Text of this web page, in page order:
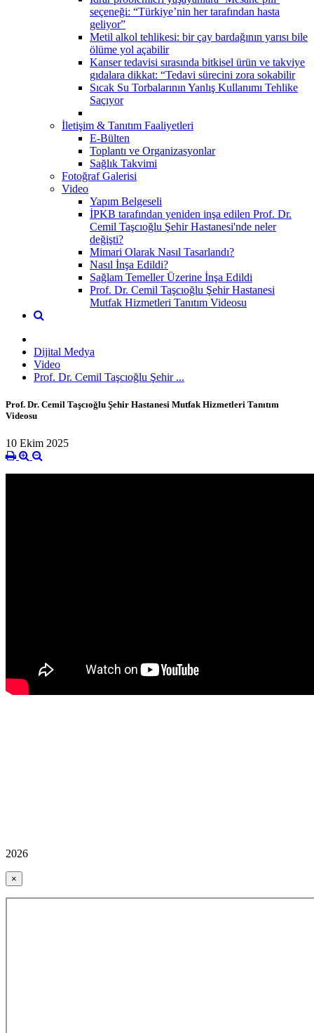
seçeneği: “Türkiye’nin her tarafından hasta
geliyor”
Metil alkol tehlikesi: bir çay bardağının yarısı bile
ölüme yol açabilir
Kanser tedavisi sırasında bitkisel ürün ve takviye
gıdalara dikkat: “Tedavi sürecini zora sokabilir
Sıcak Su Torbalarının Yanlış Kullanımı Tehlike
Saçıyor
İletişim & Tanıtım Faaliyetleri
E-Bülten
Toplantı ve Organizasyonlar
Sağlık Takvimi
Fotoğraf Galerisi
Video
Yapım Belgeseli
İPKB tarafından yeniden inşa edilen Prof. Dr.
Cemil Taşcıoğlu Şehir Hastanesi'nde neler
değişti?
Mimari Olarak Nasıl Tasarlandı?
Nasıl İnşa Edildi?
Sağlam Temeller Üzerine İnşa Edildi
Prof. Dr. Cemil Taşcıoğlu Şehir Hastanesi
Mutfak Hizmetleri Tanıtım Videosu
Dijital Medya
Video
Prof. Dr. Cemil Taşcıoğlu Şehir ...
Prof. Dr. Cemil Taşcıoğlu Şehir Hastanesi Mutfak Hizmetleri Tanıtım
Videosu
10 Ekim 2025
2026
×